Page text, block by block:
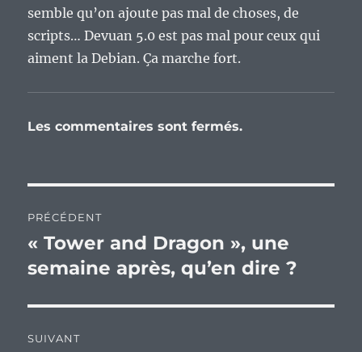
semble qu’on ajoute pas mal de choses, de
scripts… Devuan 5.0 est pas mal pour ceux qui
aiment la Debian. Ça marche fort.
Les commentaires sont fermés.
de
l’article
PRÉCÉDENT
Publication
précédente :
« Tower and Dragon », une
semaine après, qu’en dire ?
SUIVANT